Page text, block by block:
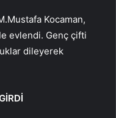
Kocaman,
evlendi. Genç çifti
dileyerek